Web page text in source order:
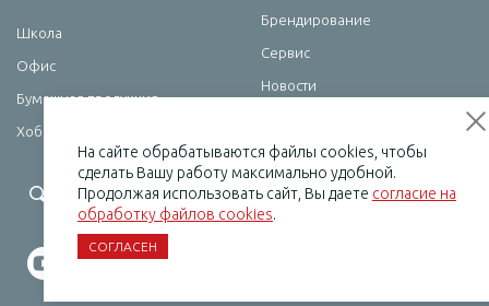
Школа
Офис
Бумажная продукция
Хобби
Брендирование
Сервис
Новости
+7 (495) 232-07-08
На сайте обрабатываются файлы cookies, чтобы
сделать Вашу работу максимально удобной.
Продолжая использовать сайт, Вы даете согласие на
обработку файлов cookies.
СОГЛАСЕН